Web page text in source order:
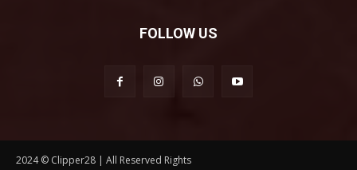
FOLLOW US
2024 © Clipper28 | All Reserved Rights